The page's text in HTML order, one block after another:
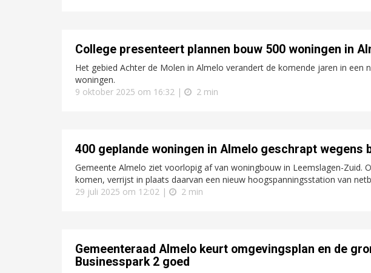
College presenteert plannen bouw 500 woningen in
Het gebied Achter de Molen in Almelo verandert de komende jaren in een
woningen.
9 oktober 2025 om 16:32 |
2 min
400 geplande woningen in Almelo geschrapt wegens
Gemeente Almelo ziet voorlopig af van woningbouw in Leemslagen-Zuid.
komen, verrijst in plaats daarvan een nieuw hoogspanningsstation van
29 juli 2025 om 12:02 |
2 min
Gemeenteraad Almelo keurt omgevingsplan en de
Businesspark 2 goed